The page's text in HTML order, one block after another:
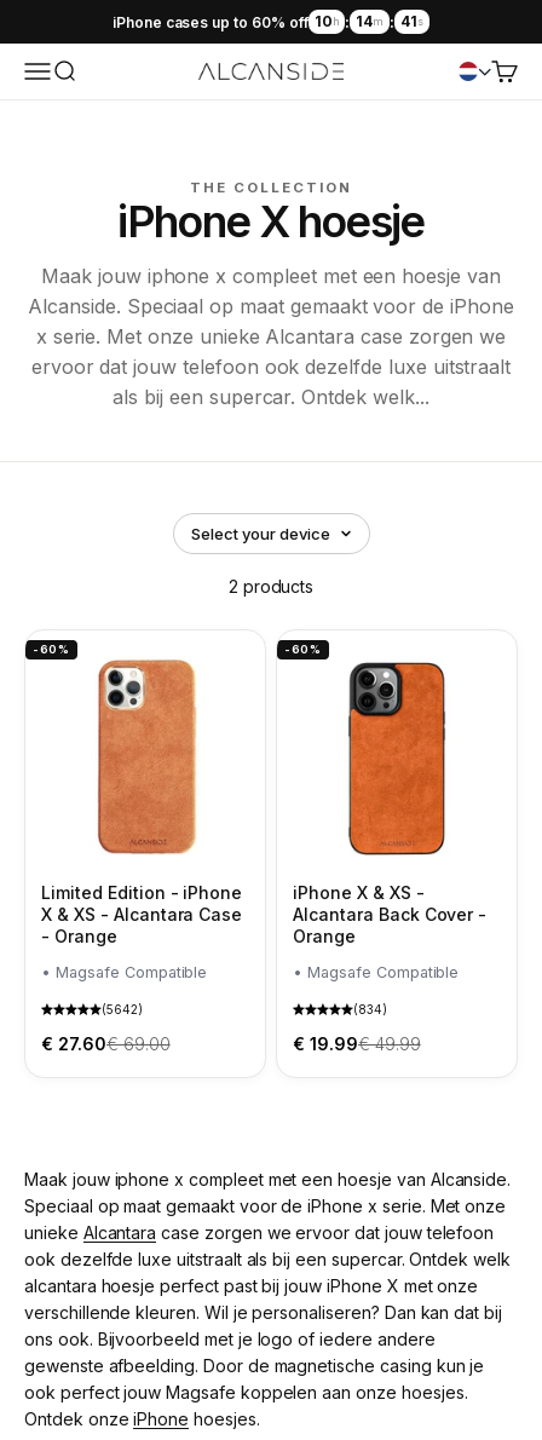
iPhone cases up to 60% off 10h : 14m : 41s
MenuSearch Alcanside Cart
THE COLLECTION
iPhone X hoesje
Maak jouw iphone x compleet met een hoesje van
Alcanside. Speciaal op maat gemaakt voor de iPhone
x serie. Met onze unieke Alcantara case zorgen we
ervoor dat jouw telefoon ook dezelfde luxe uitstraalt
als bij een supercar. Ontdek welk...
2 products
-60%
Limited Edition - iPhone
X & XS - Alcantara Case
- Orange
• Magsafe Compatible
(5642)
Sale price
€ 27.60Regular price
€ 69.00
-60%
iPhone X & XS -
Alcantara Back Cover -
Orange
• Magsafe Compatible
(834)
Sale price
€ 19.99Regular price
€ 49.99
Maak jouw iphone x compleet met een hoesje van Alcanside.
Speciaal op maat gemaakt voor de iPhone x serie. Met onze
unieke Alcantara case zorgen we ervoor dat jouw telefoon
ook dezelfde luxe uitstraalt als bij een supercar. Ontdek welk
alcantara hoesje perfect past bij jouw iPhone X met onze
verschillende kleuren. Wil je personaliseren? Dan kan dat bij
ons ook. Bijvoorbeeld met je logo of iedere andere
gewenste afbeelding. Door de magnetische casing kun je
ook perfect jouw Magsafe koppelen aan onze hoesjes.
Ontdek onzeiPhone hoesjes.